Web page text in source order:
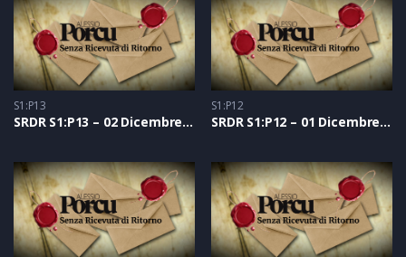
S1:P13
SRDR S1:P13 – 02 Dicembre 2020
S1:P12
SRDR S1:P12 – 01 Dicembre 2020